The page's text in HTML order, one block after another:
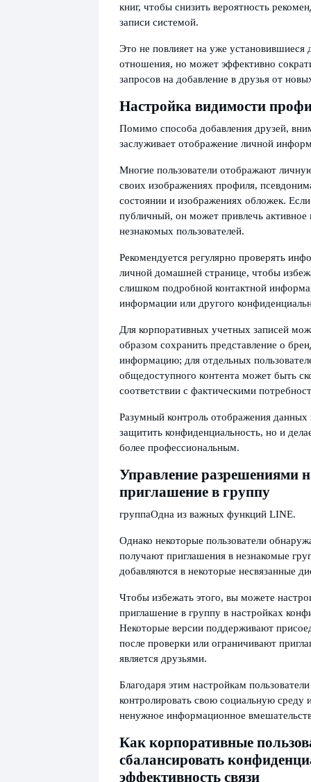
книг, чтобы снизить вероятность
записи системой.
Это не повлияет на уже установившиеся
отношения, но может эффективно
запросов на добавление в друзья от
Настройка видимости
Помимо способа добавления друзей,
заслуживает отображение личной
Многие пользователи отображают
своих изображениях профиля,
состоянии и изображениях обложек.
публичный, он может привлечь активное
незнакомых пользователей.
Рекомендуется регулярно проверять
личной домашней странице, чтобы
слишком подробной контактной
информации или другого
Для корпоративных учетных записей
образом сохранить представление о
информацию; для отдельных
общедоступного контента может быть
соответствии с фактическими
Разумный контроль отображения данных
защитить конфиденциальность, но и
более профессиональным.
Управление разрешениями
приглашение в группу
группаОдна из важных функций LINE.
Однако некоторые пользователи
получают приглашения в незнакомые
добавляются в некоторые несвязанные
Чтобы избежать этого, вы можете
приглашение в группу в настройках
Некоторые версии поддерживают
после проверки или ограничивают
является друзьями.
Благодаря этим настройкам
контролировать свою социальную среду
ненужное информационное
Как корпоративные
сбалансировать
эффективность связи